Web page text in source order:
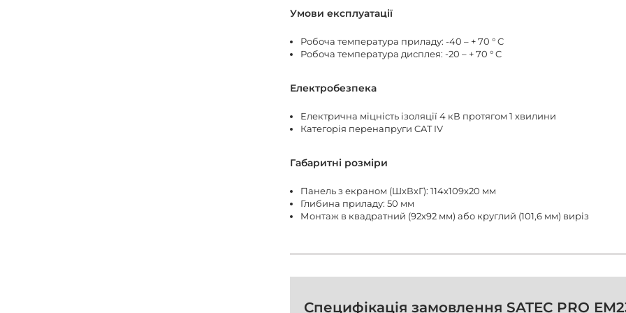
Умови експлуатації
Робоча температура приладу: -40 – + 70 ° C
Робоча температура дисплея: -20 – + 70 ° C
Електробезпека
Електрична міцність ізоляції 4 кВ протягом 1 хвилини
Категорія перенапруги CAT IV
Габаритні розміри
Панель з екраном (ШхВхГ): 114х109х20 мм
Глибина приладу: 50 мм
Монтаж в квадратний (92х92 мм) або круглий (101,6 мм) виріз
Специфікація замовлення SATEC PRO